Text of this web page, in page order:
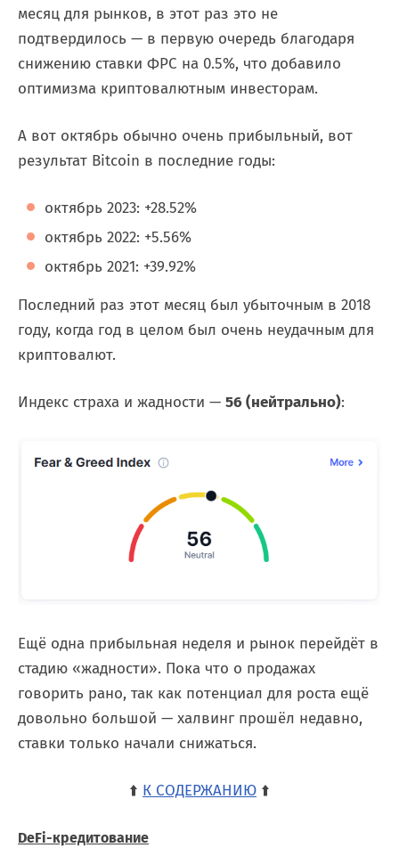
месяц для рынков, в этот раз это не
подтвердилось — в первую очередь благодаря
снижению ставки ФРС на 0.5%, что добавило
оптимизма криптовалютным инвесторам.
А вот октябрь обычно очень прибыльный, вот
результат Bitcoin в последние годы:
октябрь 2023: +28.52%
октябрь 2022: +5.56%
октябрь 2021: +39.92%
Последний раз этот месяц был убыточным в 2018
году, когда год в целом был очень неудачным для
криптовалют.
Индекс страха и жадности — 56 (нейтрально):
Ещё одна прибыльная неделя и рынок перейдёт в
стадию «жадности». Пока что о продажах
говорить рано, так как потенциал для роста ещё
довольно большой — халвинг прошёл недавно,
ставки только начали снижаться.
⬆️ К СОДЕРЖАНИЮ ⬆️
DeFi-кредитование